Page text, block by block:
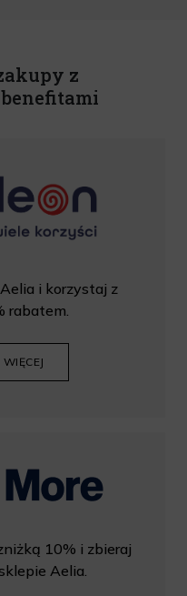
z
i korzystaj z
rabatem.
10% i zbieraj
Aelia.